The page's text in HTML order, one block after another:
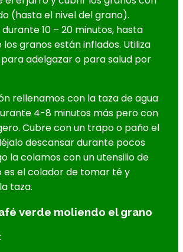
(hasta el nivel del grano).
10 – 20 minutos, hasta
los granos están inflados. Utiliza
adelgazar o para salud por
rellenamos con la taza de agua
4-8 minutos más pero con
Cubre con un trapo o paño el
descansar durante pocos
la colamos con un utensilio de
es el colador de tomar té y
taza.
verde moliendo el grano